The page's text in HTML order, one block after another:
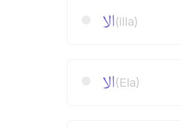
الا(illa)
الا(Ela)